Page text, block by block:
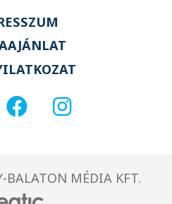
BALATON MÉDIA KFT.